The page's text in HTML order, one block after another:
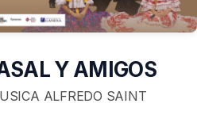
Y AMIGOS
ALFREDO SAINT